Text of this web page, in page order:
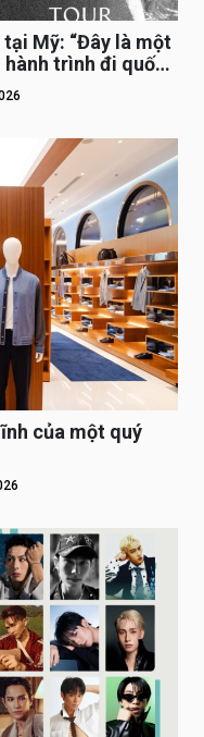
Mỹ: “Đây là một
trình đi quốc
của một quý